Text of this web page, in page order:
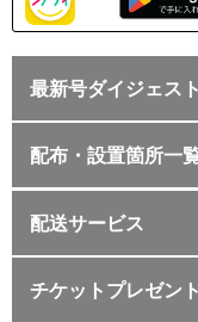
最新号ダイジェス
配布・設置箇所一
配送サービス
チケットプレゼント